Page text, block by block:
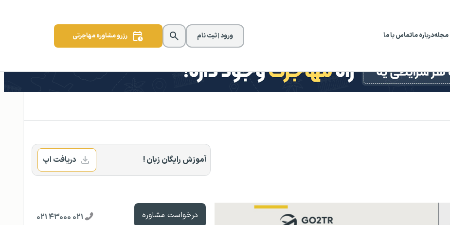
مجلهدرباره ماتماس با ما ورود | ثبت نام رزرو مشاوره مهاجرتی
آموزش رایگان زبان ! دریافت اپ
درخواست مشاوره ۰۲۱ ۴۳۰۰۰ ۰۲۱